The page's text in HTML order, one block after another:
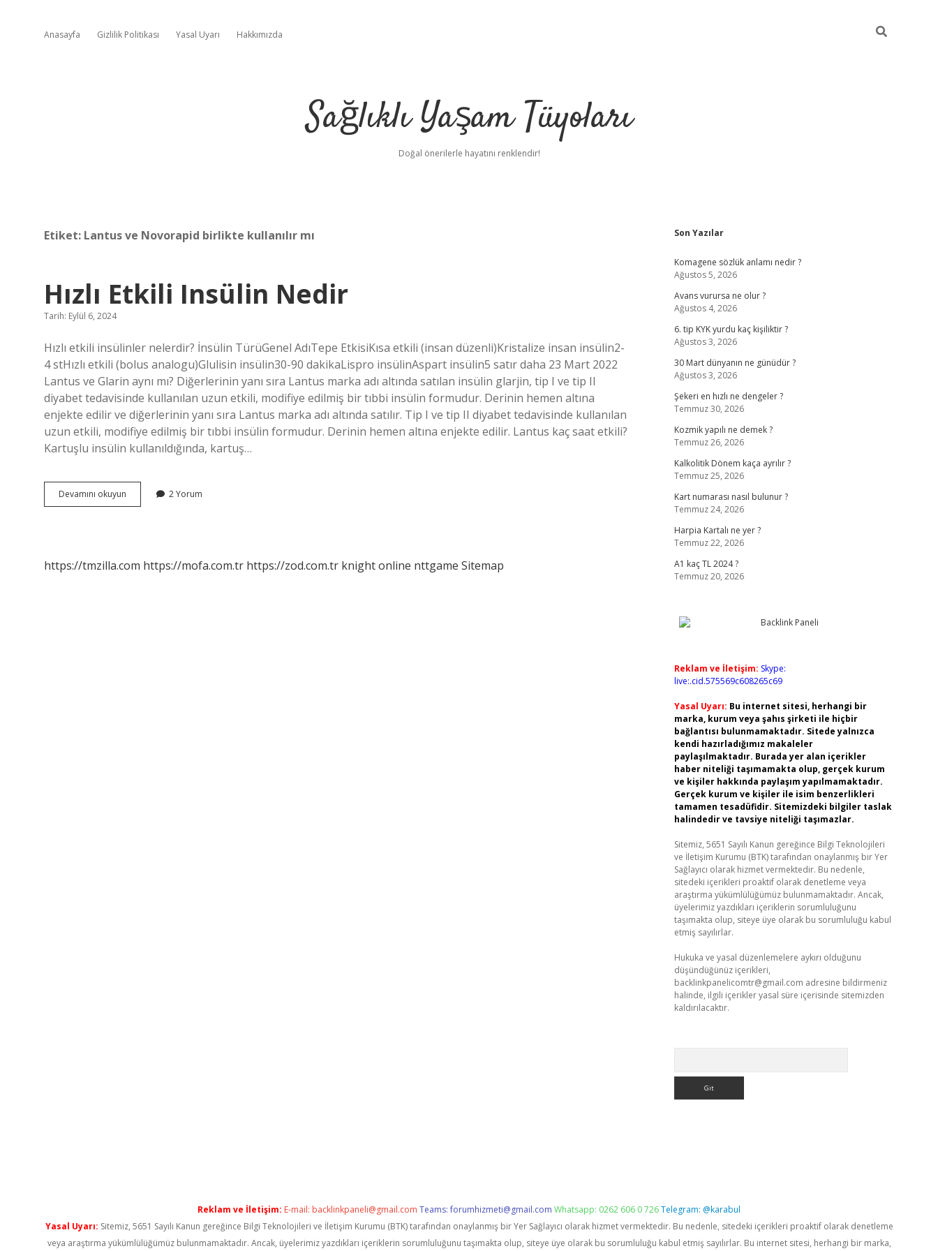
Anasayfa Gizlilik Politikası Yasal Uyarı Hakkımızda
Sağlıklı Yaşam Tüyoları
Doğal önerilerle hayatını renklendir!
Etiket: Lantus ve Novorapid birlikte kullanılır mı
Hızlı Etkili Insülin Nedir
Tarih: Eylül 6, 2024
Hızlı etkili insülinler nelerdir? İnsülin TürüGenel AdıTepe EtkisiKısa etkili (insan düzenli)Kristalize insan insülin2-
4 stHızlı etkili (bolus analogu)Glulisin insülin30-90 dakikaLispro insülinAspart insülin5 satır daha 23 Mart 2022
Lantus ve Glarin aynı mı? Diğerlerinin yanı sıra Lantus marka adı altında satılan insülin glarjin, tip I ve tip II
diyabet tedavisinde kullanılan uzun etkili, modifiye edilmiş bir tıbbi insülin formudur. Derinin hemen altına
enjekte edilir ve diğerlerinin yanı sıra Lantus marka adı altında satılır. Tip I ve tip II diyabet tedavisinde kullanılan
uzun etkili, modifiye edilmiş bir tıbbi insülin formudur. Derinin hemen altına enjekte edilir. Lantus kaç saat etkili?
Kartuşlu insülin kullanıldığında, kartuş…
Devamını okuyun
Etkili
2 Yorum
https://tmzilla.com https://mofa.com.tr https://zod.com.tr knight online nttgame Sitemap
Sidebar
Son Yazılar
Komagene sözlük anlamı nedir ?
Ağustos 5, 2026
Avans vurursa ne olur ?
Ağustos 4, 2026
6. tip KYK yurdu kaç kişiliktir ?
Ağustos 3, 2026
30 Mart dünyanın ne günüdür ?
Ağustos 3, 2026
Şekeri en hızlı ne dengeler ?
Temmuz 30, 2026
Kozmik yapılı ne demek ?
Temmuz 26, 2026
Kalkolitik Dönem kaça ayrılır ?
Temmuz 25, 2026
Kart numarası nasıl bulunur ?
Temmuz 24, 2026
Harpia Kartalı ne yer ?
Temmuz 22, 2026
A1 kaç TL 2024 ?
Temmuz 20, 2026
Reklam ve İletişim: Skype:
live:.cid.575569c608265c69
Yasal Uyarı: Bu internet sitesi, herhangi bir
marka, kurum veya şahıs şirketi ile hiçbir
bağlantısı bulunmamaktadır. Sitede yalnızca
kendi hazırladığımız makaleler
paylaşılmaktadır. Burada yer alan içerikler
haber niteliği taşımamakta olup, gerçek kurum
ve kişiler hakkında paylaşım yapılmamaktadır.
Gerçek kurum ve kişiler ile isim benzerlikleri
tamamen tesadüfidir. Sitemizdeki bilgiler taslak
halindedir ve tavsiye niteliği taşımazlar.
Sitemiz, 5651 Sayılı Kanun gereğince Bilgi Teknolojileri
ve İletişim Kurumu (BTK) tarafından onaylanmış bir Yer
Sağlayıcı olarak hizmet vermektedir. Bu nedenle,
sitedeki içerikleri proaktif olarak denetleme veya
araştırma yükümlülüğümüz bulunmamaktadır. Ancak,
üyelerimiz yazdıkları içeriklerin sorumluluğunu
taşımakta olup, siteye üye olarak bu sorumluluğu kabul
etmiş sayılırlar.
Hukuka ve yasal düzenlemelere aykırı olduğunu
düşündüğünüz içerikleri,
backlinkpanelicomtr@gmail.com adresine bildirmeniz
halinde, ilgili içerikler yasal süre içerisinde sitemizden
kaldırılacaktır.
Reklam ve İletişim: E-mail: backlinkpaneli@gmail.com Teams:forumhizmeti@gmail.com Whatsapp: 0262 606 0 726Telegram: @karabul
Yasal Uyarı: Sitemiz, 5651 Sayılı Kanun gereğince Bilgi Teknolojileri ve İletişim Kurumu (BTK) tarafından onaylanmış bir Yer Sağlayıcı olarak hizmet vermektedir. Bu nedenle, sitedeki içerikleri proaktif olarak denetleme
veya araştırma yükümlülüğümüz bulunmamaktadır. Ancak, üyelerimiz yazdıkları içeriklerin sorumluluğunu taşımakta olup, siteye üye olarak bu sorumluluğu kabul etmiş sayılırlar. Bu internet sitesi, herhangi bir marka,